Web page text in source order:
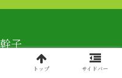
子
All Rights Reserved.
トップ サイドバー